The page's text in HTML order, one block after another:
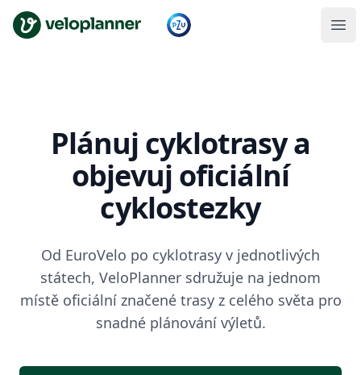
VeloPlanner
Plánuj cyklotrasy a
objevuj oficiální
cyklostezky
Od EuroVelo po cyklotrasy v jednotlivých
státech, VeloPlanner sdružuje na jednom
místě oficiální značené trasy z celého světa pro
snadné plánování výletů.